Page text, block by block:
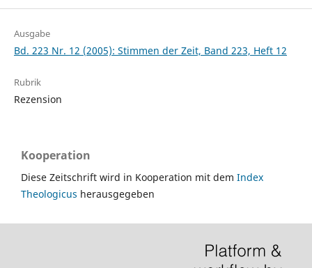
Ausgabe
Bd. 223 Nr. 12 (2005): Stimmen der Zeit, Band 223, Heft 12
Rubrik
Rezension
Kooperation
Diese Zeitschrift wird in Kooperation mit dem Index
Theologicus herausgegeben